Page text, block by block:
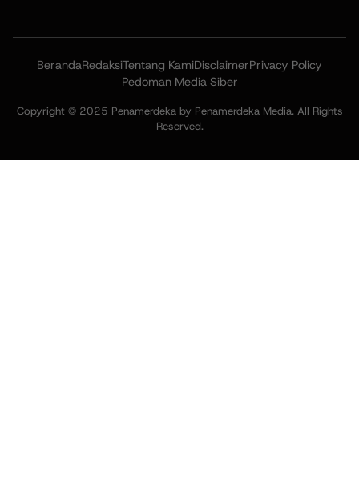
BerandaRedaksiTentang KamiDisclaimerPrivacy Policy
Pedoman Media Siber
Copyright © 2025 Penamerdeka by Penamerdeka Media. All Rights
Reserved.